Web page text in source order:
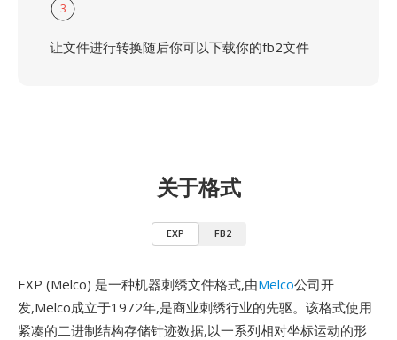
3
让文件进行转换随后你可以下载你的fb2文件
关于格式
EXP FB2
EXP (Melco) 是一种机器刺绣文件格式,由Melco公司开
发,Melco成立于1972年,是商业刺绣行业的先驱。该格式使用
紧凑的二进制结构存储针迹数据,以一系列相对坐标运动的形